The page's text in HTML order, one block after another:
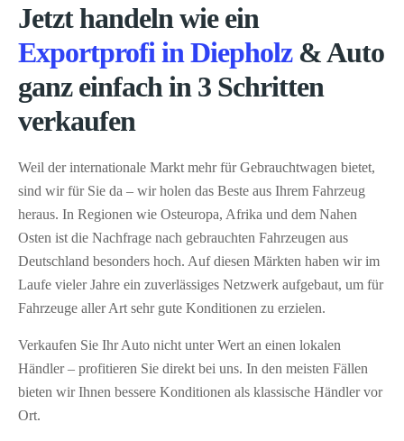
Jetzt handeln wie ein
Exportprofi in Diepholz& Auto
ganz einfach in 3 Schritten
verkaufen
Weil der internationale Markt mehr für Gebrauchtwagen bietet,
sind wir für Sie da – wir holen das Beste aus Ihrem Fahrzeug
heraus. In Regionen wie Osteuropa, Afrika und dem Nahen
Osten ist die Nachfrage nach gebrauchten Fahrzeugen aus
Deutschland besonders hoch. Auf diesen Märkten haben wir im
Laufe vieler Jahre ein zuverlässiges Netzwerk aufgebaut, um für
Fahrzeuge aller Art sehr gute Konditionen zu erzielen.
Verkaufen Sie Ihr Auto nicht unter Wert an einen lokalen
Händler – profitieren Sie direkt bei uns. In den meisten Fällen
bieten wir Ihnen bessere Konditionen als klassische Händler vor
Ort.